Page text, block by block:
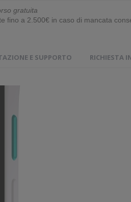
gratuita
fino a 2.500€ in caso di mancata
E SUPPORTO RICHIESTA